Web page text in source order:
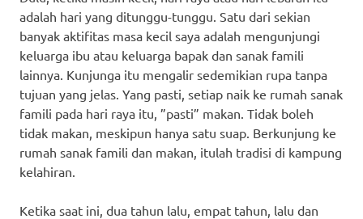
adalah hari yang ditunggu-tunggu. Satu dari sekian
banyak aktifitas masa kecil saya adalah mengunjungi
keluarga ibu atau keluarga bapak dan sanak famili
lainnya. Kunjunga itu mengalir sedemikian rupa tanpa
tujuan yang jelas. Yang pasti, setiap naik ke rumah sanak
famili pada hari raya itu, ”pasti” makan. Tidak boleh
tidak makan, meskipun hanya satu suap. Berkunjung ke
rumah sanak famili dan makan, itulah tradisi di kampung
kelahiran.
Ketika saat ini, dua tahun lalu, empat tahun, lalu dan